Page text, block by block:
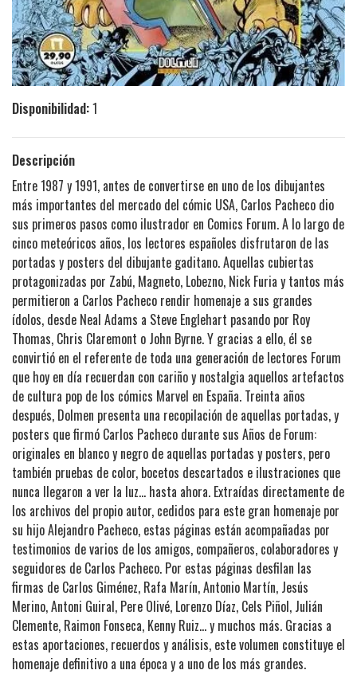
Disponibilidad:1
Descripción
Entre 1987 y 1991, antes de convertirse en uno de los dibujantes
más importantes del mercado del cómic USA, Carlos Pacheco dio
sus primeros pasos como ilustrador en Comics Forum. A lo largo de
cinco meteóricos años, los lectores españoles disfrutaron de las
portadas y posters del dibujante gaditano. Aquellas cubiertas
protagonizadas por Zabú, Magneto, Lobezno, Nick Furia y tantos más
permitieron a Carlos Pacheco rendir homenaje a sus grandes
ídolos, desde Neal Adams a Steve Englehart pasando por Roy
Thomas, Chris Claremont o John Byrne. Y gracias a ello, él se
convirtió en el referente de toda una generación de lectores Forum
que hoy en día recuerdan con cariño y nostalgia aquellos artefactos
de cultura pop de los cómics Marvel en España. Treinta años
después, Dolmen presenta una recopilación de aquellas portadas, y
posters que firmó Carlos Pacheco durante sus Años de Forum:
originales en blanco y negro de aquellas portadas y posters, pero
también pruebas de color, bocetos descartados e ilustraciones que
nunca llegaron a ver la luz... hasta ahora. Extraídas directamente de
los archivos del propio autor, cedidos para este gran homenaje por
su hijo Alejandro Pacheco, estas páginas están acompañadas por
testimonios de varios de los amigos, compañeros, colaboradores y
seguidores de Carlos Pacheco. Por estas páginas desfilan las
firmas de Carlos Giménez, Rafa Marín, Antonio Martín, Jesús
Merino, Antoni Guiral, Pere Olivé, Lorenzo Díaz, Cels Piñol, Julián
Clemente, Raimon Fonseca, Kenny Ruiz... y muchos más. Gracias a
estas aportaciones, recuerdos y análisis, este volumen constituye el
homenaje definitivo a una época y a uno de los más grandes.